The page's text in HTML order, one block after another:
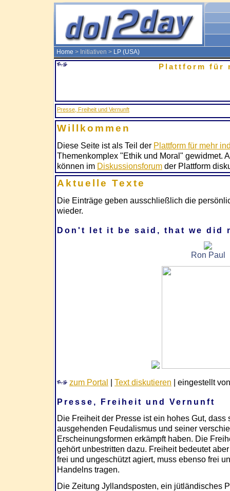
Home > Initiativen > LP (USA)
Plattform für
Presse, Freiheit und Vernunft
Willkommen
Diese Seite ist als Teil der Plattform für mehr
Themenkomplex "Ethik und Moral" gewidmet.
können im Diskussionsforum der Plattform
Aktuelle Texte
Die Einträge geben ausschließlich die
wieder.
Don't let it be said, that we did
Ron Paul
zum Portal | Text diskutieren | eingestellt
Presse, Freiheit und Vernunft
Die Freiheit der Presse ist ein hohes Gut,
ausgehenden Feudalismus und seiner
Erscheinungsformen erkämpft haben. Die
gehört unbestritten dazu. Freiheit bedeutet
frei und ungeschützt agiert, muss ebenso frei
Handelns tragen.
Die Zeitung Jyllandsposten, ein jütländisches